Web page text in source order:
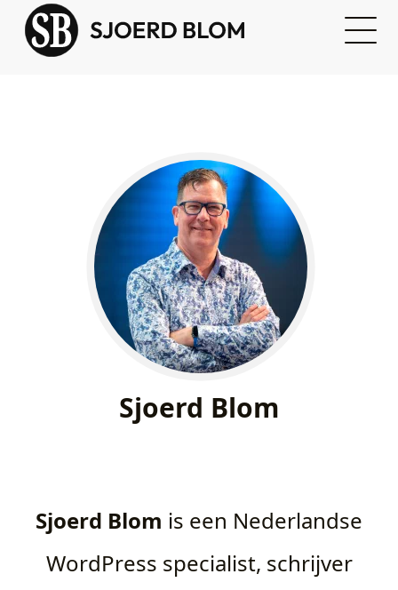
Sjoerd Blom
Sjoerd Blom is een Nederlandse
WordPress specialist, schrijver